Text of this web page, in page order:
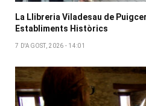
La Llibreria Viladesau de
Establiments Històrics
7 D'AGOST, 2026 - 14:01